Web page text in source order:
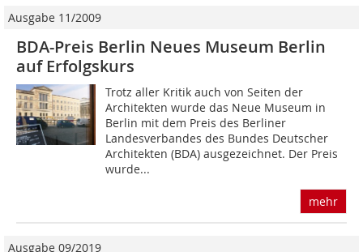
Ausgabe 11/2009
BDA-Preis Berlin Neues Museum Berlin
auf Erfolgskurs
Trotz aller Kritik auch von Seiten der
Architek­ten wurde das Neue Museum in
Berlin mit dem Preis des Berliner
Landesverbandes des Bundes Deutscher
Architekten (BDA) ausgezeichnet. Der Preis
wurde...
mehr
Ausgabe 09/2019